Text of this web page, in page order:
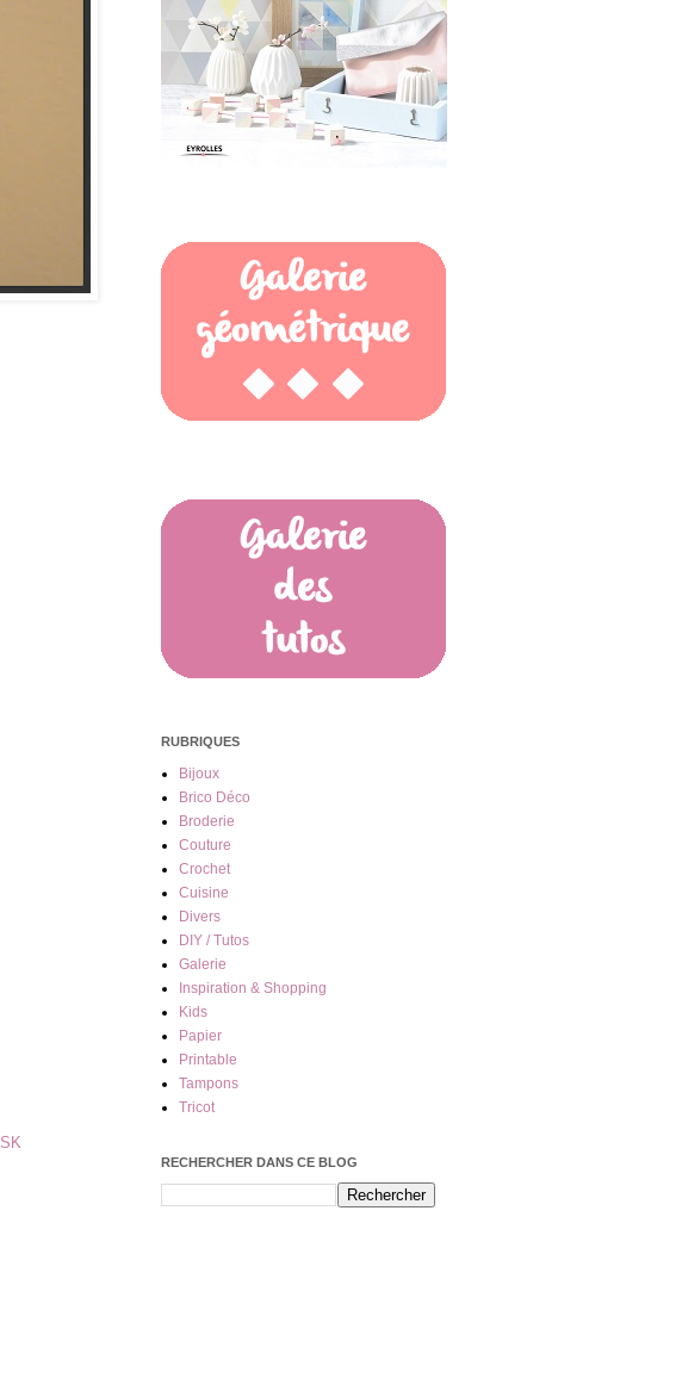
RUBRIQUES
Bijoux
Brico Déco
Broderie
Couture
Crochet
Cuisine
Divers
DIY / Tutos
Galerie
Inspiration & Shopping
Kids
Papier
Printable
Tampons
Tricot
RECHERCHER DANS CE BLOG